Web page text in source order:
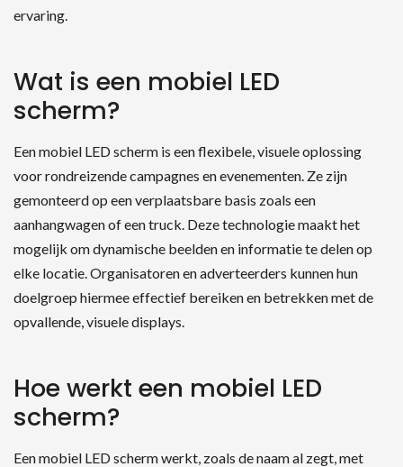
ervaring.
Wat is een mobiel LED
scherm?
Een mobiel LED scherm is een flexibele, visuele oplossing
voor rondreizende campagnes en evenementen. Ze zijn
gemonteerd op een verplaatsbare basis zoals een
aanhangwagen of een truck. Deze technologie maakt het
mogelijk om dynamische beelden en informatie te delen op
elke locatie. Organisatoren en adverteerders kunnen hun
doelgroep hiermee effectief bereiken en betrekken met de
opvallende, visuele displays.
Hoe werkt een mobiel LED
scherm?
Een mobiel LED scherm werkt, zoals de naam al zegt, met
Zoeken naar producten